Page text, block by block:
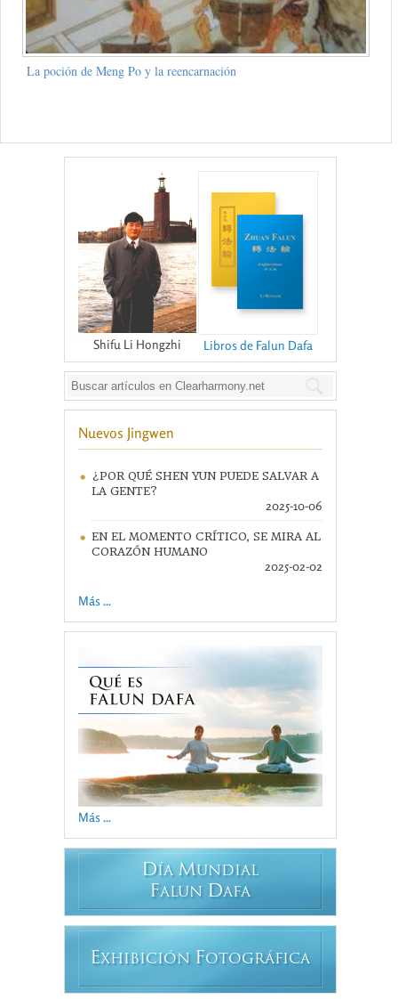
La poción de Meng Po y la reencarnación
Shifu Li Hongzhi Libros de Falun Dafa
Nuevos Jingwen
¿POR QUÉ SHEN YUN PUEDE SALVAR A
LA GENTE?
2025-10-06
EN EL MOMENTO CRÍTICO, SE MIRA AL
CORAZÓN HUMANO
2025-02-02
Más ...
Más ...
DÍA MUNDIAL
FALUN DAFA
EXHIBICIÓN FOTOGRÁFICA